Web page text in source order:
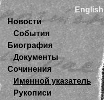
English
Новости
События
Биография
Документы
Сочинения
Именной указатель
Рукописи